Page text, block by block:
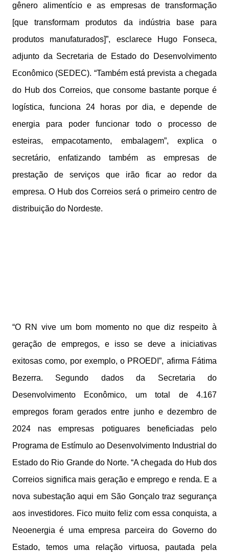
gênero alimentício e as empresas de transformação
[que transformam produtos da indústria base para
produtos manufaturados]”, esclarece Hugo Fonseca,
adjunto da Secretaria de Estado do Desenvolvimento
Econômico (SEDEC). “Também está prevista a chegada
do Hub dos Correios, que consome bastante porque é
logística, funciona 24 horas por dia, e depende de
energia para poder funcionar todo o processo de
esteiras, empacotamento, embalagem”, explica o
secretário, enfatizando também as empresas de
prestação de serviços que irão ficar ao redor da
empresa. O Hub dos Correios será o primeiro centro de
distribuição do Nordeste.
“O RN vive um bom momento no que diz respeito à
geração de empregos, e isso se deve a iniciativas
exitosas como, por exemplo, o PROEDI”, afirma Fátima
Bezerra. Segundo dados da Secretaria do
Desenvolvimento Econômico, um total de 4.167
empregos foram gerados entre junho e dezembro de
2024 nas empresas potiguares beneficiadas pelo
Programa de Estímulo ao Desenvolvimento Industrial do
Estado do Rio Grande do Norte. “A chegada do Hub dos
Correios significa mais geração e emprego e renda. E a
nova subestação aqui em São Gonçalo traz segurança
aos investidores. Fico muito feliz com essa conquista, a
Neoenergia é uma empresa parceira do Governo do
Estado, temos uma relação virtuosa, pautada pela